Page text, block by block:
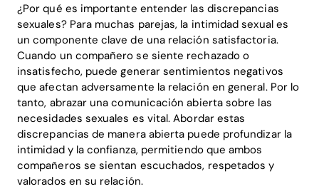
¿Por qué es importante entender las discrepancias
sexuales? Para muchas parejas, la intimidad sexual es
un componente clave de una relación satisfactoria.
Cuando un compañero se siente rechazado o
insatisfecho, puede generar sentimientos negativos
que afectan adversamente la relación en general. Por lo
tanto, abrazar una comunicación abierta sobre las
necesidades sexuales es vital. Abordar estas
discrepancias de manera abierta puede profundizar la
intimidad y la confianza, permitiendo que ambos
compañeros se sientan escuchados, respetados y
valorados en su relación.